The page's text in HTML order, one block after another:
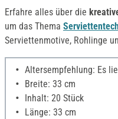
Erfahre alles über die
um das Thema
Serviettenmotive, Rohlinge
Altersempfehlung: Es
Breite: 33 cm
Inhalt: 20 Stück
Länge: 33 cm